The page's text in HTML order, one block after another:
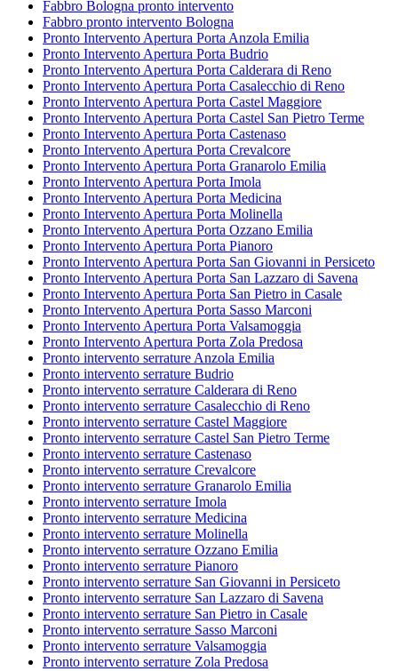
Fabbro Bologna pronto intervento
Fabbro pronto intervento Bologna
Pronto Intervento Apertura Porta Anzola Emilia
Pronto Intervento Apertura Porta Budrio
Pronto Intervento Apertura Porta Calderara di Reno
Pronto Intervento Apertura Porta Casalecchio di Reno
Pronto Intervento Apertura Porta Castel Maggiore
Pronto Intervento Apertura Porta Castel San Pietro Terme
Pronto Intervento Apertura Porta Castenaso
Pronto Intervento Apertura Porta Crevalcore
Pronto Intervento Apertura Porta Granarolo Emilia
Pronto Intervento Apertura Porta Imola
Pronto Intervento Apertura Porta Medicina
Pronto Intervento Apertura Porta Molinella
Pronto Intervento Apertura Porta Ozzano Emilia
Pronto Intervento Apertura Porta Pianoro
Pronto Intervento Apertura Porta San Giovanni in Persiceto
Pronto Intervento Apertura Porta San Lazzaro di Savena
Pronto Intervento Apertura Porta San Pietro in Casale
Pronto Intervento Apertura Porta Sasso Marconi
Pronto Intervento Apertura Porta Valsamoggia
Pronto Intervento Apertura Porta Zola Predosa
Pronto intervento serrature Anzola Emilia
Pronto intervento serrature Budrio
Pronto intervento serrature Calderara di Reno
Pronto intervento serrature Casalecchio di Reno
Pronto intervento serrature Castel Maggiore
Pronto intervento serrature Castel San Pietro Terme
Pronto intervento serrature Castenaso
Pronto intervento serrature Crevalcore
Pronto intervento serrature Granarolo Emilia
Pronto intervento serrature Imola
Pronto intervento serrature Medicina
Pronto intervento serrature Molinella
Pronto intervento serrature Ozzano Emilia
Pronto intervento serrature Pianoro
Pronto intervento serrature San Giovanni in Persiceto
Pronto intervento serrature San Lazzaro di Savena
Pronto intervento serrature San Pietro in Casale
Pronto intervento serrature Sasso Marconi
Pronto intervento serrature Valsamoggia
Pronto intervento serrature Zola Predosa